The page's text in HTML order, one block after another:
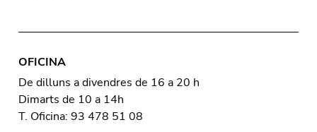
OFICINA
De dilluns a divendres de 16 a 20 h
Dimarts de 10 a 14h
T. Oficina: 93 478 51 08